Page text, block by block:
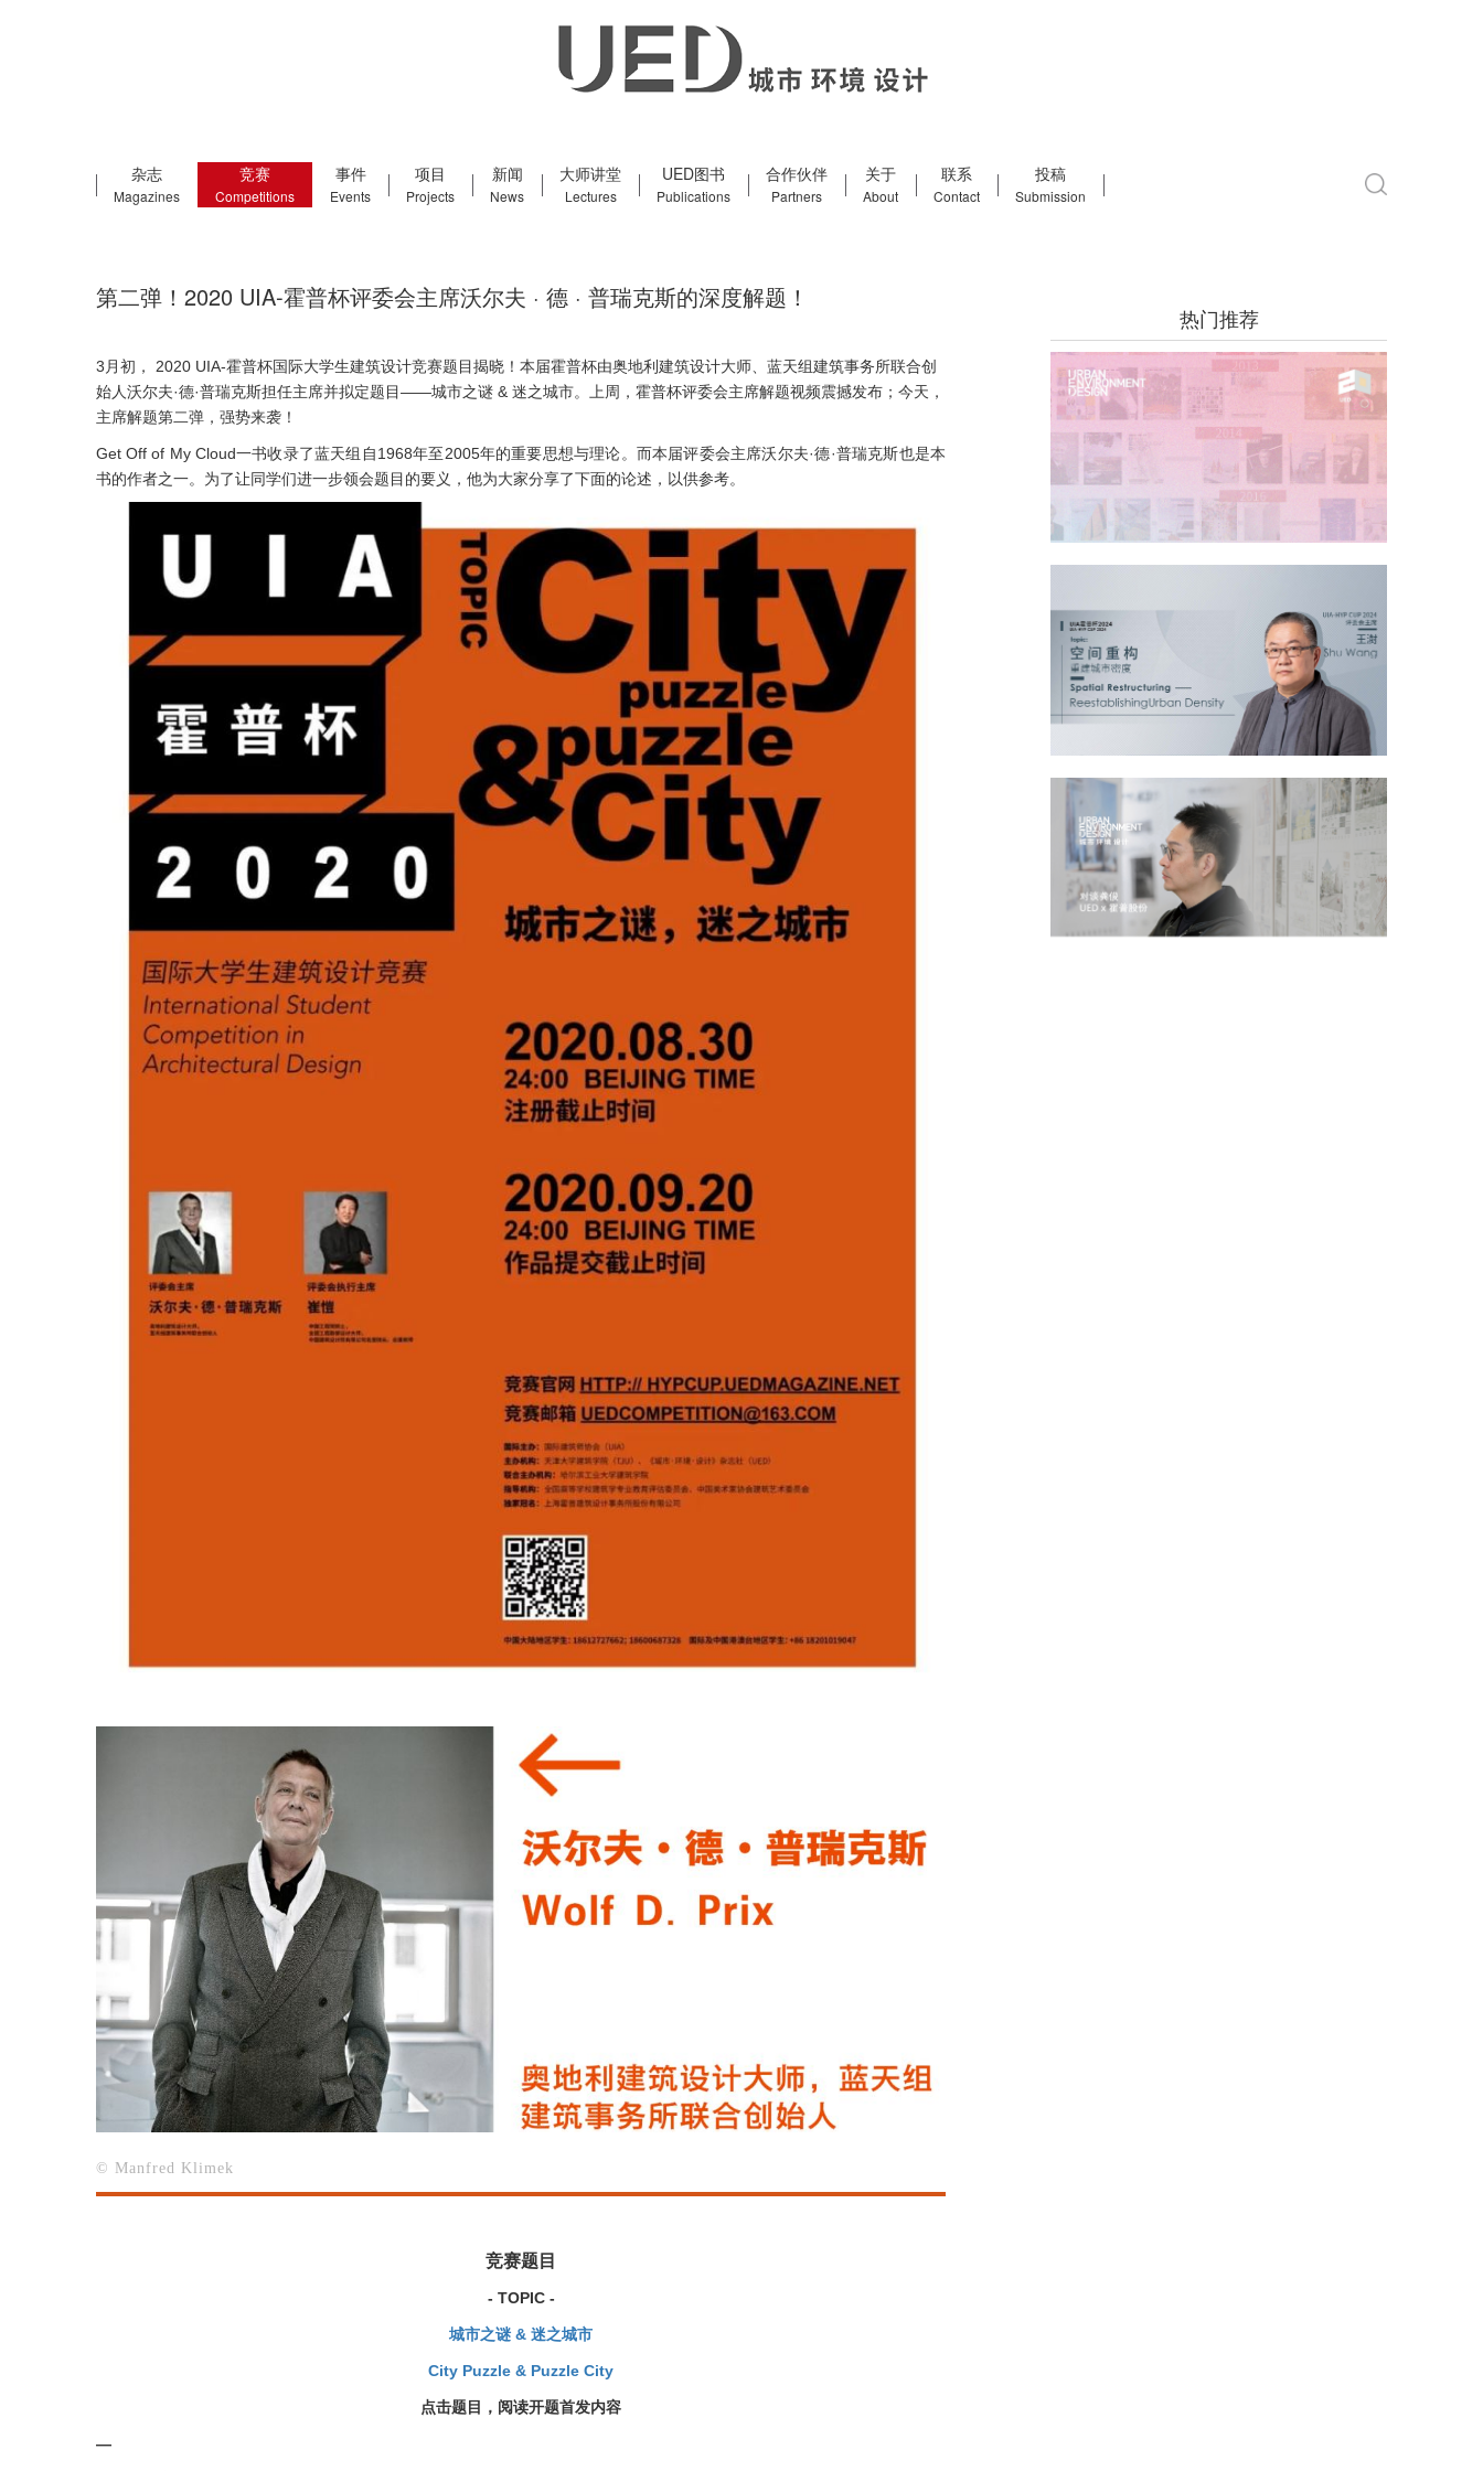
杂志
Magazines
竞赛
Competitions
事件
Events
项目
Projects
新闻
News
大师讲堂
Lectures
UED图书
Publications
合作伙伴
Partners
关于
About
联系
Contact
投稿
Submission
第二弹！2020 UIA-霍普杯评委会主席沃尔夫 · 德 · 普瑞克斯的深度解题！
3月初， 2020 UIA-霍普杯国际大学生建筑设计竞赛题目揭晓！本届霍普杯由奥地利建筑设计大师、蓝天组建筑事务所联合创
始人沃尔夫·德·普瑞克斯担任主席并拟定题目——城市之谜 & 迷之城市。上周，霍普杯评委会主席解题视频震撼发布；今天，
主席解题第二弹，强势来袭！
Get Off of My Cloud一书收录了蓝天组自1968年至2005年的重要思想与理论。而本届评委会主席沃尔夫·德·普瑞克斯也是本
书的作者之一。为了让同学们进一步领会题目的要义，他为大家分享了下面的论述，以供参考。
© Manfred Klimek
竞赛题目
- TOPIC -
城市之谜 & 迷之城市
City Puzzle & Puzzle City
点击题目，阅读开题首发内容
—
热门推荐